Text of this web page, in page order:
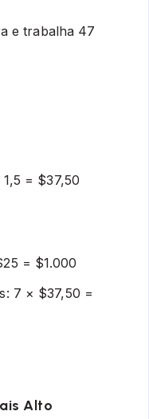
e trabalha 47
= $37,50
= $1.000
7 × $37,50 =
Alto